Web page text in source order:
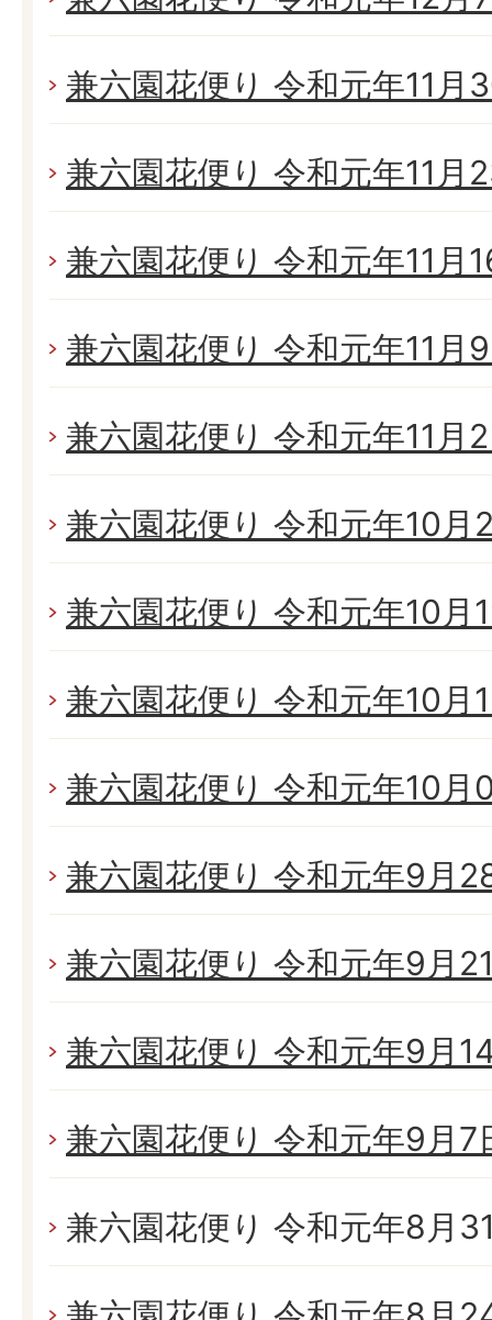
兼六園花便り 令和元年11月
兼六園花便り 令和元年11月
兼六園花便り 令和元年11月
兼六園花便り 令和元年11月
兼六園花便り 令和元年11月
兼六園花便り 令和元年10
兼六園花便り 令和元年10月
兼六園花便り 令和元年10月
兼六園花便り 令和元年10月
兼六園花便り 令和元年9月
兼六園花便り 令和元年9月
兼六園花便り 令和元年9月
兼六園花便り 令和元年9月7
兼六園花便り 令和元年8月